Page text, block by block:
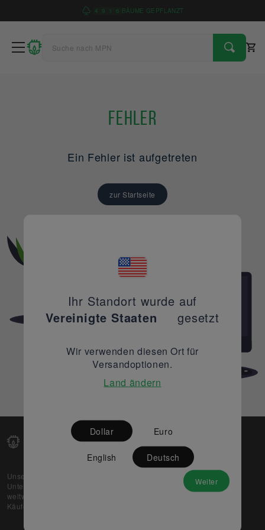
4 9 1 6 BÄUME GEPFLANZT
Fehler
Ein Fehler ist aufgetreten
zur Startseite
Unsere Web-Plattform unterstützt OEM- und EMS-
Unternehmen dabei, ihre überschüssigen Lagerbestände
weltweit zu verkaufen und gleichzeitig den potenziellen
Käufern beste Preise und Qualität zu bieten.
Partner
Ihr Standort wurde auf
Vereinigte Staaten
gesetzt
Wir verwenden diesen Ort für
Versandoptionen.
Land ändern
Dollar Euro
English Deutsch
Weiter